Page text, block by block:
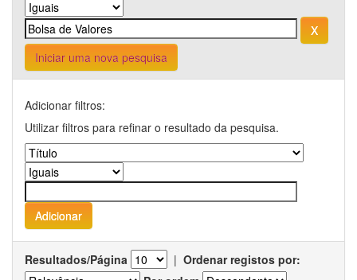
Iniciar uma nova pesquisa
Adicionar filtros:
Utilizar filtros para refinar o resultado da pesquisa.
Resultados/Página | Ordenar registos por: